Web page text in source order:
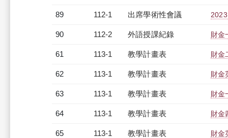
89 112-1 出席學術性會議
90 112-2 外語授課紀錄 財金
61 113-1 教學計畫表 財金
62 113-1 教學計畫表 財金
63 113-1 教學計畫表 財金
64 113-1 教學計畫表 財金
65 113-1 教學計畫表 財金